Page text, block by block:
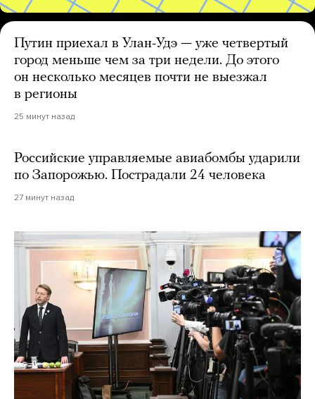
Путин приехал в Улан-Удэ — уже четвертый
город меньше чем за три недели. До этого
он несколько месяцев почти не выезжал
в регионы
25 минут назад
Российские управляемые авиабомбы ударили
по Запорожью. Пострадали 24 человека
27 минут назад